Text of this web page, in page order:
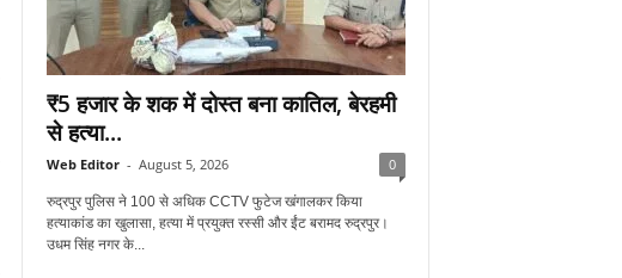
₹5 हजार के शक में दोस्त बना कातिल, बेरहमी
से हत्या...
Web Editor - August 5, 2026 0
रुद्रपुर पुलिस ने 100 से अधिक CCTV फुटेज खंगालकर किया
हत्याकांड का खुलासा, हत्या में प्रयुक्त रस्सी और ईंट बरामद रुद्रपुर।
उधम सिंह नगर के...